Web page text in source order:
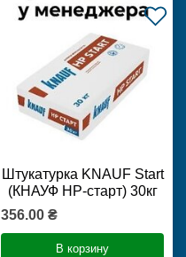
Штукатурка KNAUF Start
(КНАУФ НР-старт) 30кг
356.00 ₴
В корзину